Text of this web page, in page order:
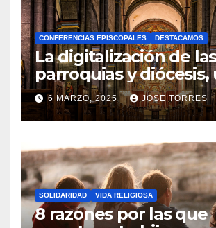
CONFERENCIAS EPISCOPALES DESTACAMOS
La digitalización de
parroquias y diócesis,
realidad ya para el
la Iglesia
6 MARZO, 2025 JOSE TORRES
SOLIDARIDAD VIDA RELIGIOSA
8 razones por las que